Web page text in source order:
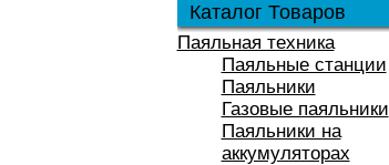
Каталог Товаров
Паяльная техника
Паяльные станции
Паяльники
Газовые паяльники
Паяльники на
аккумуляторах